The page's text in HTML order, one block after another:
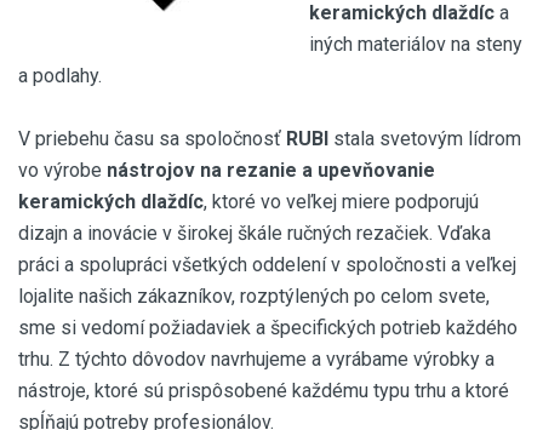
keramických dlaždíc a
iných materiálov na steny
a podlahy.
V priebehu času sa spoločnosť RUBI stala svetovým lídrom
vo výrobe nástrojov na rezanie a upevňovanie
keramických dlaždíc, ktoré vo veľkej miere podporujú
dizajn a inovácie v širokej škále ručných rezačiek. Vďaka
práci a spolupráci všetkých oddelení v spoločnosti a veľkej
lojalite našich zákazníkov, rozptýlených po celom svete,
sme si vedomí požiadaviek a špecifických potrieb každého
trhu. Z týchto dôvodov navrhujeme a vyrábame výrobky a
nástroje, ktoré sú prispôsobené každému typu trhu a ktoré
spĺňajú potreby profesionálov.